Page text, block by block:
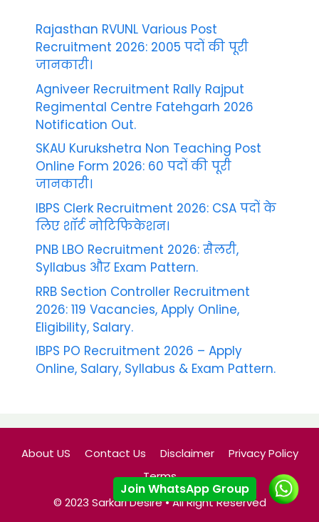
Rajasthan RVUNL Various Post
Recruitment 2026: 2005 पदों की पूरी
जानकारी।
Agniveer Recruitment Rally Rajput
Regimental Centre Fatehgarh 2026
Notification Out.
SKAU Kurukshetra Non Teaching Post
Online Form 2026: 60 पदों की पूरी
जानकारी।
IBPS Clerk Recruitment 2026: CSA पदों के
लिए शॉर्ट नोटिफिकेशन।
PNB LBO Recruitment 2026: सैलरी,
Syllabus और Exam Pattern.
RRB Section Controller Recruitment
2026: 119 Vacancies, Apply Online,
Eligibility, Salary.
IBPS PO Recruitment 2026 – Apply
Online, Salary, Syllabus & Exam Pattern.
About US Contact Us Disclaimer
Privacy Policy
Terms
© 2023 Sarkari Desire • All Right Reserved
Join WhatsApp Group